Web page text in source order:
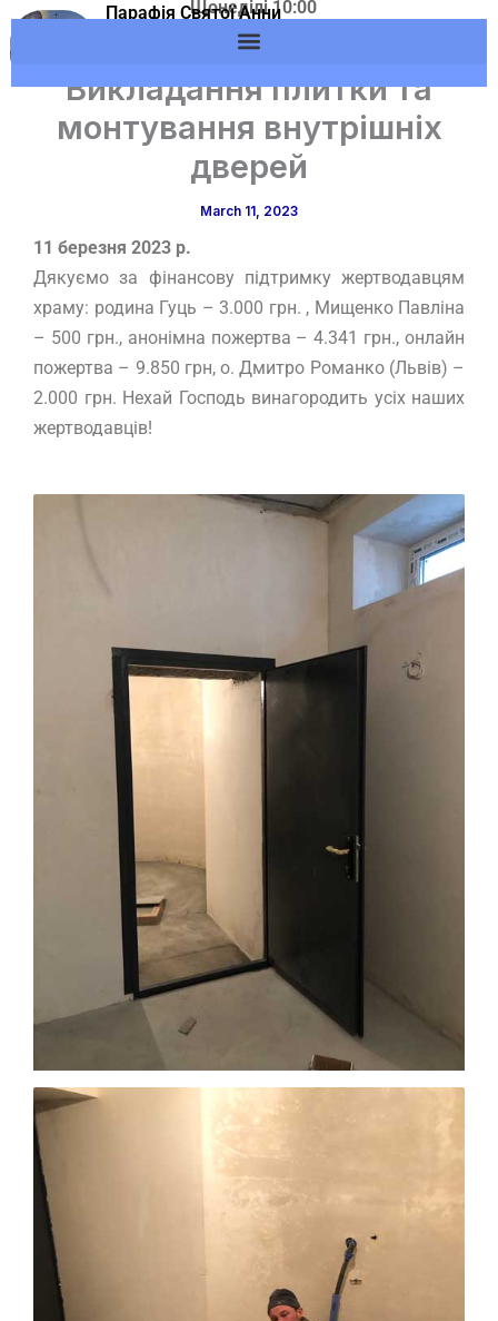
Skip
to
Парафія Святої Анни
м.Вишневе УГКЦ
Щонеділі 10:00
Адреса: м.Вишневе,
вул. Європейська, 53
Викладання плитки та
монтування внутрішніх
дверей
March 11, 2023
11 березня 2023 р.
Дякуємо за фінансову підтримку жертводавцям
храму: родина Гуць – 3.000 грн. , Мищенко Павліна
– 500 грн., анонімна пожертва – 4.341 грн., онлайн
пожертва – 9.850 грн, о. Дмитро Романко (Львів) –
2.000 грн. Нехай Господь винагородить усіх наших
жертводавців!